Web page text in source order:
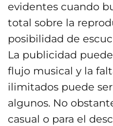
evidentes cuando
total sobre la
posibilidad de
La publicidad
flujo musical y la
ilimitados puede
algunos. No
casual o para el